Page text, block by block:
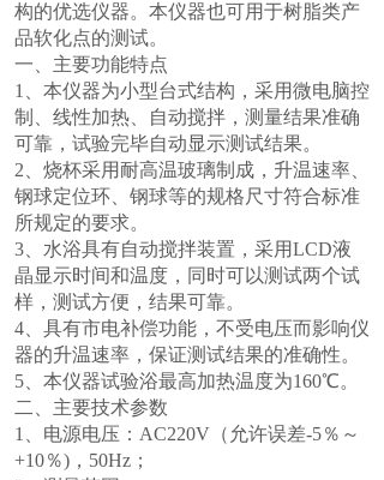
构的优选仪器。本仪器也可用于树脂类产
品软化点的测试。
一、主要功能特点
1、本仪器为小型台式结构，采用微电脑控
制、线性加热、自动搅拌，测量结果准确
可靠，试验完毕自动显示测试结果。
2、烧杯采用耐高温玻璃制成，升温速率、
钢球定位环、钢球等的规格尺寸符合标准
所规定的要求。
3、水浴具有自动搅拌装置，采用LCD液
晶显示时间和温度，同时可以测试两个试
样，测试方便，结果可靠。
4、具有市电补偿功能，不受电压而影响仪
器的升温速率，保证测试结果的准确性。
5、本仪器试验浴最高加热温度为160℃。
二、主要技术参数
1、电源电压：AC220V（允许误差-5％～
+10％)，50Hz；